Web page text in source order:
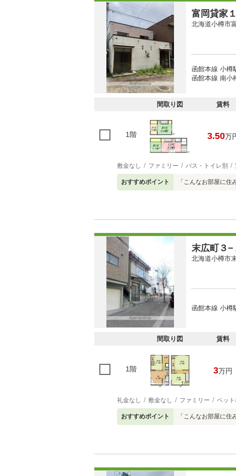
富岡貸家
北海道小樽市
函館本線 小樽
函館本線 南小
間取り図 賃料
1階 3.50万
敷金なし ファミリー バス・トイレ別
おすすめポイント 「こんなお部屋に
末広町３−
北海道小樽市
函館本線 小樽
間取り図 賃料
1階 3万円
礼金なし 敷金なし ファミリー ペッ
おすすめポイント 「こんなお部屋に